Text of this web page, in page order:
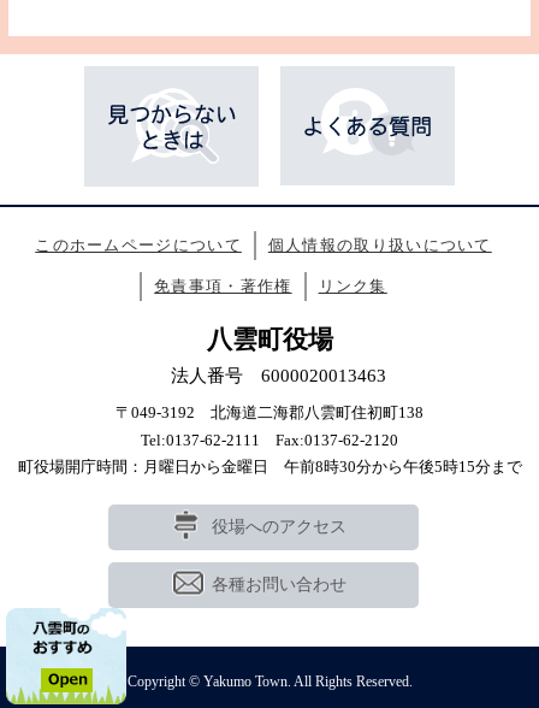
このホームページについて 個人情報の取り扱いについて
免責事項・著作権 リンク集
八雲町役場
法人番号 6000020013463
〒049-3192 北海道二海郡八雲町住初町138
Tel:0137-62-2111 Fax:0137-62-2120
町役場開庁時間：月曜日から金曜日 午前8時30分から午後5時15分まで
役場へのアクセス
各種お問い合わせ
Copyright © Yakumo Town. All Rights Reserved.